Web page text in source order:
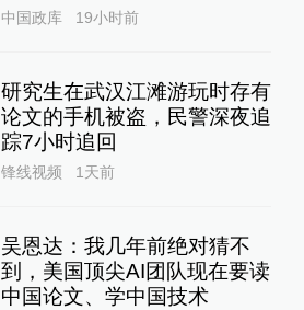
中国政库 19小时前
研究生在武汉江滩游玩时存有
论文的手机被盗，民警深夜追
踪7小时追回
锋线视频 1天前
吴恩达：我几年前绝对猜不
到，美国顶尖AI团队现在要读
中国论文、学中国技术